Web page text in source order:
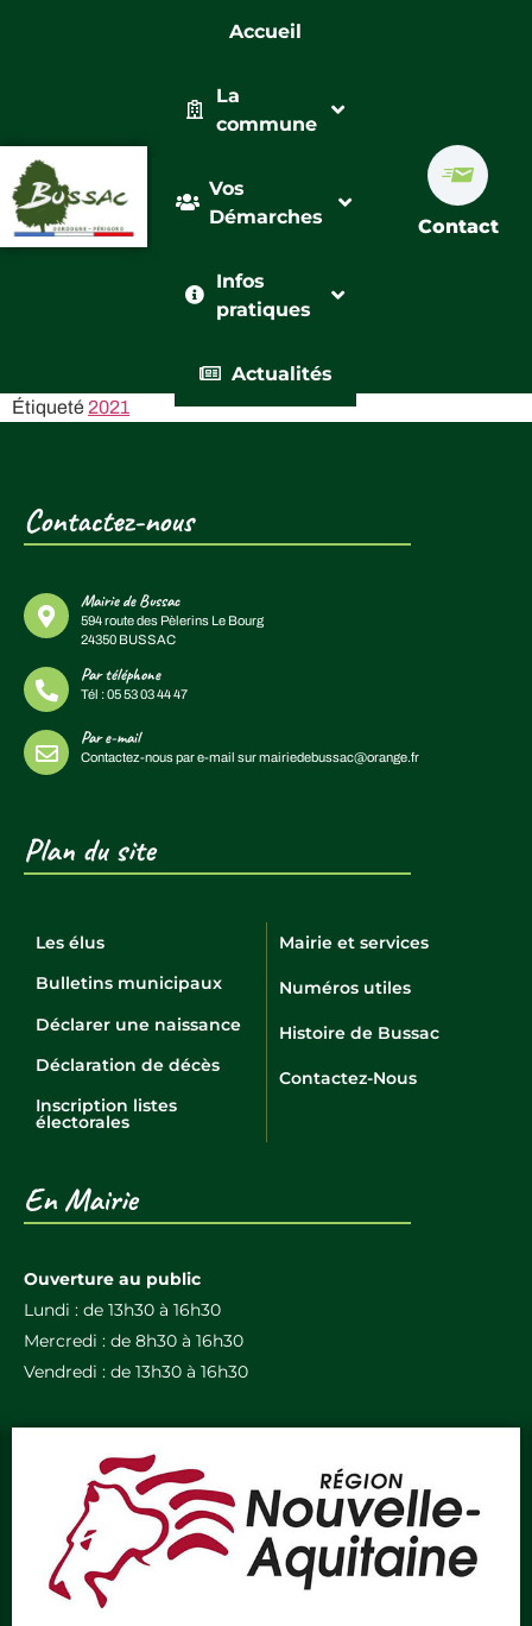
Accueil
La
commune
Vos
Démarches
Infos
pratiques
Actualités
Contact
Étiqueté 2021
Contactez-nous
Mairie de Bussac
594 route des Pèlerins Le Bourg
24350 BUSSAC
Par téléphone
Tél :05 53 03 44 47
Par e-mail
Contactez-nous par e-mail surmairiedebussac@orange.fr
Plan du site
Les élus
Bulletins municipaux
Déclarer une naissance
Déclaration de décès
Inscription listes
électorales
Mairie et services
Numéros utiles
Histoire de Bussac
Contactez-Nous
En Mairie
Ouverture au public
Lundi : de 13h30 à 16h30
Mercredi : de 8h30 à 16h30
Vendredi : de 13h30 à 16h30